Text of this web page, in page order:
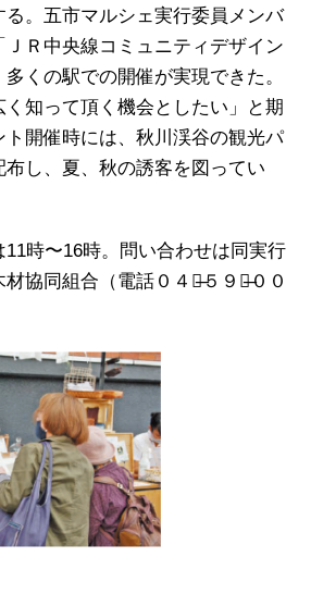
。五市マルシェ実行委員メンバ
Ｒ中央線コミュニティデザイン
くの駅での開催が実現できた。
知って頂く機会としたい」と期
開催時には、秋川渓谷の観光パ
布し、夏、秋の誘客を図ってい
時〜16時。問い合わせは同実行
協同組合（電話０４２̶５９６̶００